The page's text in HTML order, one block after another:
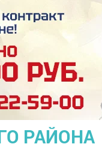
РАЙОНА